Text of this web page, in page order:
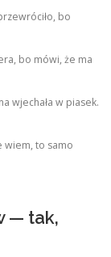
bo
bo mówi, że ma
wjechała w piasek.
wiem, to samo
— tak,